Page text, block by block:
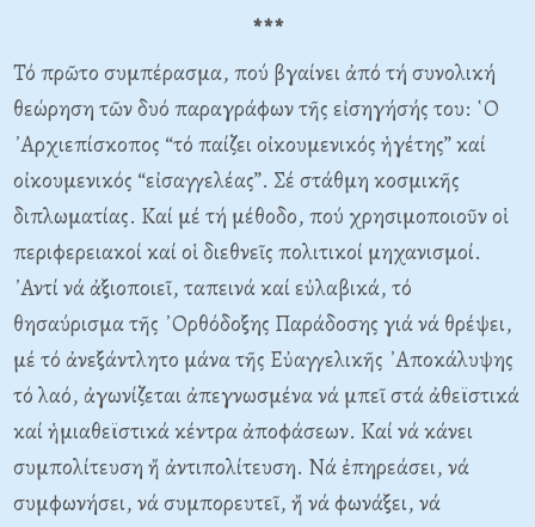
***
Τό πρῶτο συμπέρασμα, πού βγαίνει ἀπό τή συνολική
θεώρηση τῶν δυό παραγράφων τῆς εἰσηγήσής του: ῾Ο
᾿Αρχιεπίσκοπος “τό παίζει οἰκουμενικός ἡγέτης” καί
οἰκουμενικός “εἰσαγγελέας”. Σέ στάθμη κοσμικῆς
διπλωματίας. Καί μέ τή μέθοδο, πού χρησιμοποιοῦν οἱ
περιφερειακοί καί οἱ διεθνεῖς πολιτικοί μηχανισμοί.
᾿Αντί νά ἀξιοποιεῖ, ταπεινά καί εὐλαβικά, τό
θησαύρισμα τῆς ᾿Ορθόδοξης Παράδοσης γιά νά θρέψει,
μέ τό ἀνεξάντλητο μάνα τῆς Εὐαγγελικῆς ᾿Αποκάλυψης
τό λαό, ἀγωνίζεται ἀπεγνωσμένα νά μπεῖ στά ἀθεϊστικά
καί ἡμιαθεϊστικά κέντρα ἀποφάσεων. Καί νά κάνει
συμπολίτευση ἤ ἀντιπολίτευση. Νά ἐπηρεάσει, νά
συμφωνήσει, νά συμπορευτεῖ, ἤ νά φωνάξει, νά